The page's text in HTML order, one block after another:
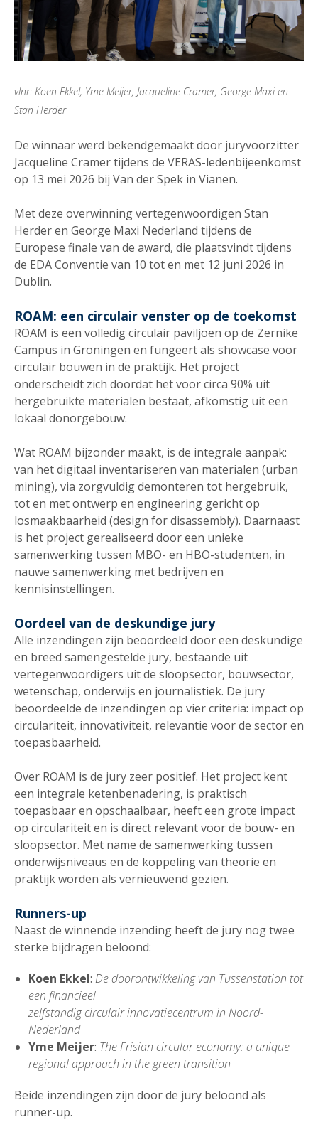
vlnr: Koen Ekkel, Yme Meijer, Jacqueline Cramer, George Maxi en
Stan Herder
De winnaar werd bekendgemaakt door juryvoorzitter
Jacqueline Cramer tijdens de VERAS-ledenbijeenkomst
op 13 mei 2026 bij Van der Spek in Vianen.
Met deze overwinning vertegenwoordigen Stan
Herder en George Maxi Nederland tijdens de
Europese finale van de award, die plaatsvindt tijdens
de EDA Conventie van 10 tot en met 12 juni 2026 in
Dublin.
ROAM: een circulair venster op de toekomst
ROAM is een volledig circulair paviljoen op de Zernike
Campus in Groningen en fungeert als showcase voor
circulair bouwen in de praktijk. Het project
onderscheidt zich doordat het voor circa 90% uit
hergebruikte materialen bestaat, afkomstig uit een
lokaal donorgebouw.
Wat ROAM bijzonder maakt, is de integrale aanpak:
van het digitaal inventariseren van materialen (urban
mining), via zorgvuldig demonteren tot hergebruik,
tot en met ontwerp en engineering gericht op
losmaakbaarheid (design for disassembly). Daarnaast
is het project gerealiseerd door een unieke
samenwerking tussen MBO- en HBO-studenten, in
nauwe samenwerking met bedrijven en
kennisinstellingen.
Oordeel van de deskundige jury
Alle inzendingen zijn beoordeeld door een deskundige
en breed samengestelde jury, bestaande uit
vertegenwoordigers uit de sloopsector, bouwsector,
wetenschap, onderwijs en journalistiek. De jury
beoordeelde de inzendingen op vier criteria: impact op
circulariteit, innovativiteit, relevantie voor de sector en
toepasbaarheid.
Over ROAM is de jury zeer positief. Het project kent
een integrale ketenbenadering, is praktisch
toepasbaar en opschaalbaar, heeft een grote impact
op circulariteit en is direct relevant voor de bouw- en
sloopsector. Met name de samenwerking tussen
onderwijsniveaus en de koppeling van theorie en
praktijk worden als vernieuwend gezien.
Runners-up
Naast de winnende inzending heeft de jury nog twee
sterke bijdragen beloond:
Koen Ekkel: De doorontwikkeling van Tussenstation tot
een financieel
zelfstandig circulair innovatiecentrum in Noord-
Nederland
Yme Meijer: The Frisian circular economy: a unique
regional approach in the green transition
Beide inzendingen zijn door de jury beloond als
runner-up.